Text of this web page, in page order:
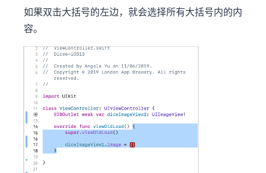
如果双击大括号的左边，就会选择所有大括号内的内
容。